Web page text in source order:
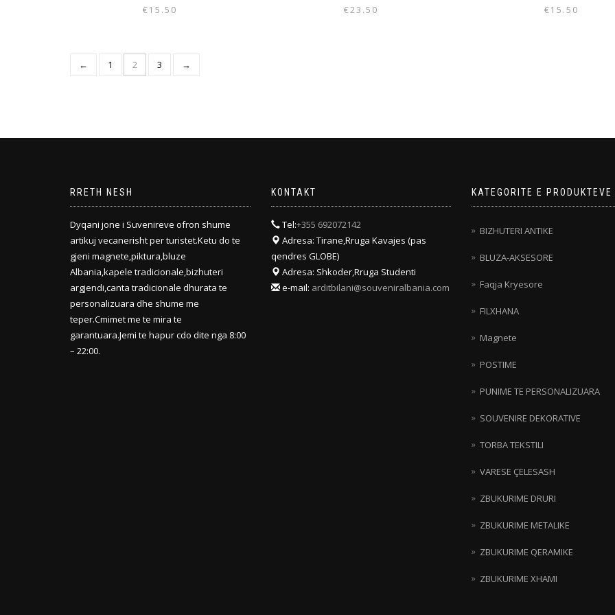
€15.50 €23.50 €15.50
← 1 2 3 →
RRETH NESH
Dyqani jone i Suvenireve ofron shume
artikuj vecanerisht per turistet.Ketu do te
gjeni magnete,piktura,bluze
Albania,kapele tradicionale,bizhuteri
argjendi,canta tradicionale dhurata te
personalizuara dhe shume me
teper.Cmimet me te mira te
garantuara.Jemi te hapur cdo dite nga 8:00
– 22:00.
KONTAKT
Tel:+355 692072142
Adresa: Tirane,Rruga Kavajes (pas
qendres GLOBE)
Adresa: Shkoder,Rruga Studenti
e-mail: arditbilani@souveniralbania.com
KATEGORITE E PRODUKTEVE
BIZHUTERI ANTIKE
BLUZA-AKSESORE
Faqja Kryesore
FILXHANA
Magnete
POSTIME
PUNIME TE PERSONALIZUARA
SOUVENIRE DEKORATIVE
TORBA TEKSTILI
VARESE ÇELESASH
ZBUKURIME DRURI
ZBUKURIME METALIKE
ZBUKURIME QERAMIKE
ZBUKURIME XHAMI